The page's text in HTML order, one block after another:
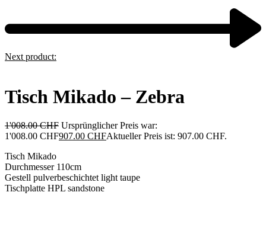
Next product:
Tisch Mikado – Zebra
1'008.00CHF Ursprünglicher Preis war:
1'008.00 CHF907.00 CHFAktueller Preis ist: 907.00 CHF.
Tisch Mikado
Durchmesser 110cm
Gestell pulverbeschichtet light taupe
Tischplatte HPL sandstone